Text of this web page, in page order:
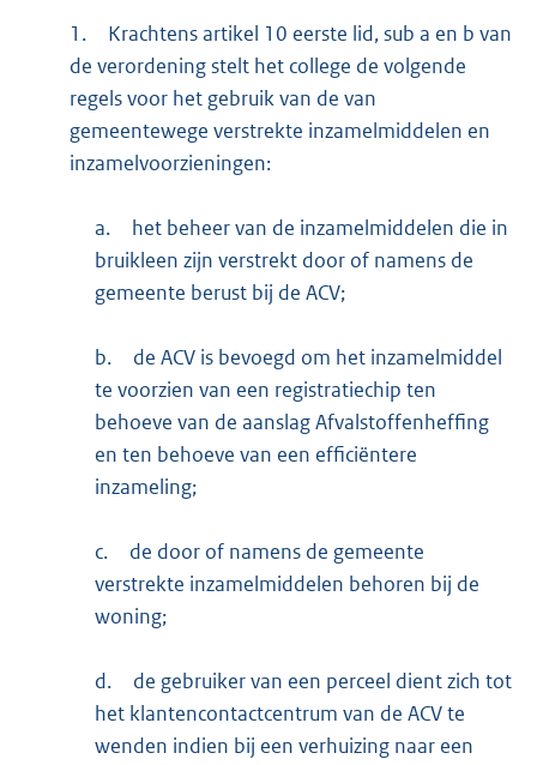
1.
Krachtens artikel 10 eerste lid, sub a en b van
de verordening stelt het college de volgende
regels voor het gebruik van de van
gemeentewege verstrekte inzamelmiddelen en
inzamelvoorzieningen:
a.
het beheer van de inzamelmiddelen die in
bruikleen zijn verstrekt door of namens de
gemeente berust bij de ACV;
b.
de ACV is bevoegd om het inzamelmiddel
te voorzien van een registratiechip ten
behoeve van de aanslag Afvalstoffenheffing
en ten behoeve van een efficiëntere
inzameling;
c.
de door of namens de gemeente
verstrekte inzamelmiddelen behoren bij de
woning;
d.
de gebruiker van een perceel dient zich tot
het klantencontactcentrum van de ACV te
wenden indien bij een verhuizing naar een